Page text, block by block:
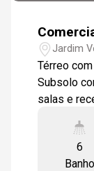
Jardim
Térreo
Subsolo
salas e
para
6
Banho